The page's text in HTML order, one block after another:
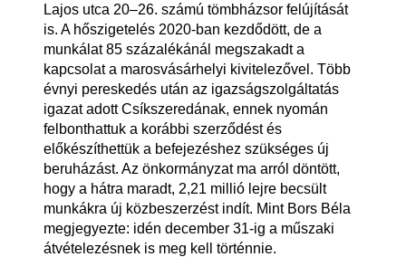
Lajos utca 20–26. számú tömbházsor felújítását
is. A hőszigetelés 2020-ban kezdődött, de a
munkálat 85 százalékánál megszakadt a
kapcsolat a marosvásárhelyi kivitelezővel. Több
évnyi pereskedés után az igazságszolgáltatás
igazat adott Csíkszeredának, ennek nyomán
felbonthattuk a korábbi szerződést és
előkészíthettük a befejezéshez szükséges új
beruházást. Az önkormányzat ma arról döntött,
hogy a hátra maradt, 2,21 millió lejre becsült
munkákra új közbeszerzést indít. Mint Bors Béla
megjegyezte: idén december 31-ig a műszaki
átvételezésnek is meg kell történnie.